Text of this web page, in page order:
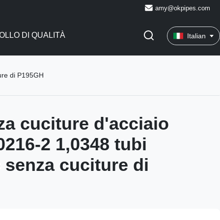
amy@okpipes.com
DI QUALITÀ Italian
di P195GH
cuciture d'acciaio
2 1,0348 tubi
cuciture di